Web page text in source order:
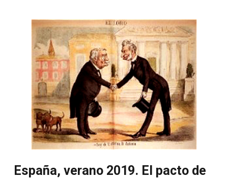
España, verano 2019. El pacto de